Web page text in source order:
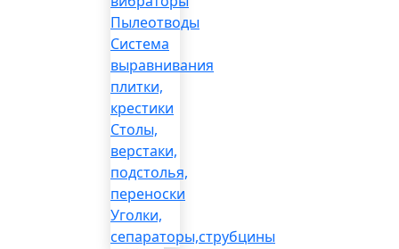
Пылеотводы
Система
выравнивания
плитки,
крестики
Столы,
верстаки,
подстолья,
переноски
Уголки,
сепараторы,струбцины